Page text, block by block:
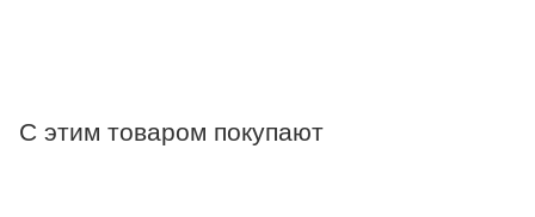
С этим товаром покупают